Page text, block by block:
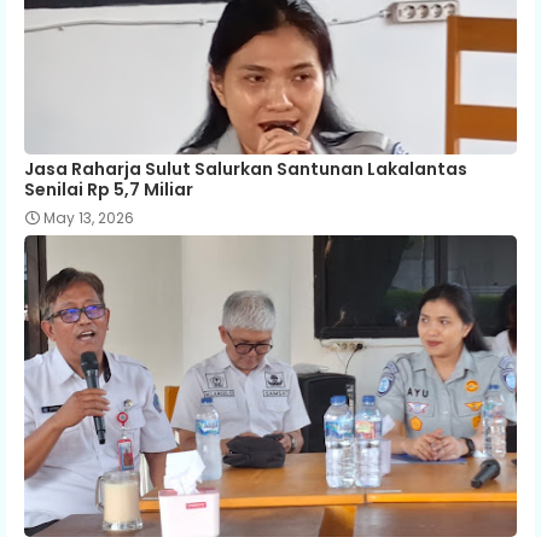
Jasa Raharja Sulut Salurkan Santunan Lakalantas
Senilai Rp 5,7 Miliar
May 13, 2026